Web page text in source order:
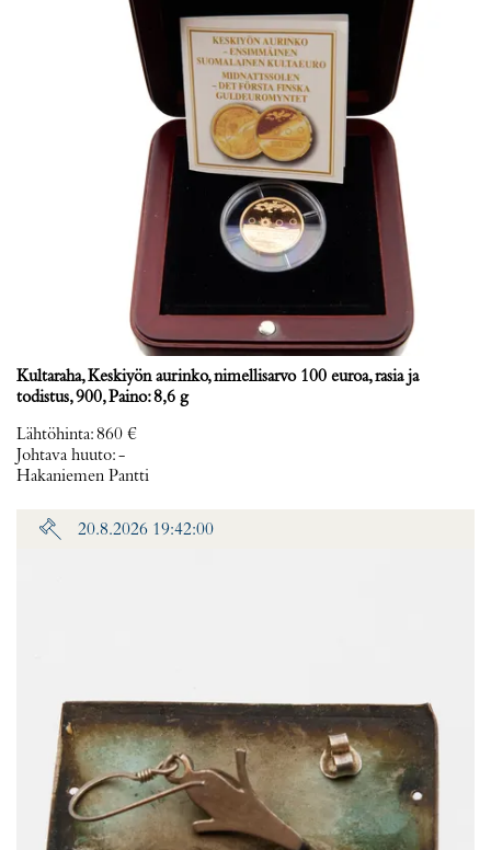
Kultaraha, Keskiyön aurinko, nimellisarvo 100 euroa, rasia ja
todistus, 900, Paino: 8,6 g
Lähtöhinta:860 €
Johtava huuto:-
Hakaniemen Pantti
20.8.2026 19:42:00